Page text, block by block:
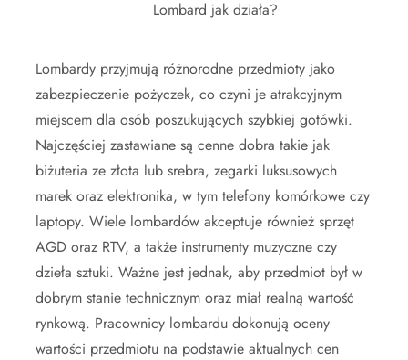
Lombard jak działa?
Lombardy przyjmują różnorodne przedmioty jako
zabezpieczenie pożyczek, co czyni je atrakcyjnym
miejscem dla osób poszukujących szybkiej gotówki.
Najczęściej zastawiane są cenne dobra takie jak
biżuteria ze złota lub srebra, zegarki luksusowych
marek oraz elektronika, w tym telefony komórkowe czy
laptopy. Wiele lombardów akceptuje również sprzęt
AGD oraz RTV, a także instrumenty muzyczne czy
dzieła sztuki. Ważne jest jednak, aby przedmiot był w
dobrym stanie technicznym oraz miał realną wartość
rynkową. Pracownicy lombardu dokonują oceny
wartości przedmiotu na podstawie aktualnych cen